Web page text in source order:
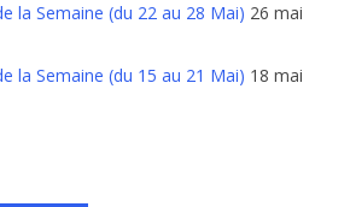
la Semaine (du 22 au 28 Mai) 26 mai
la Semaine (du 15 au 21 Mai) 18 mai